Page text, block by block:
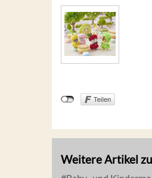
Weitere Artikel